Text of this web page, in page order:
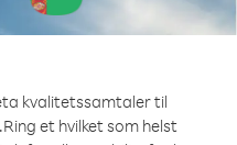
kvalitetssamtaler til
Ring et hvilket som helst